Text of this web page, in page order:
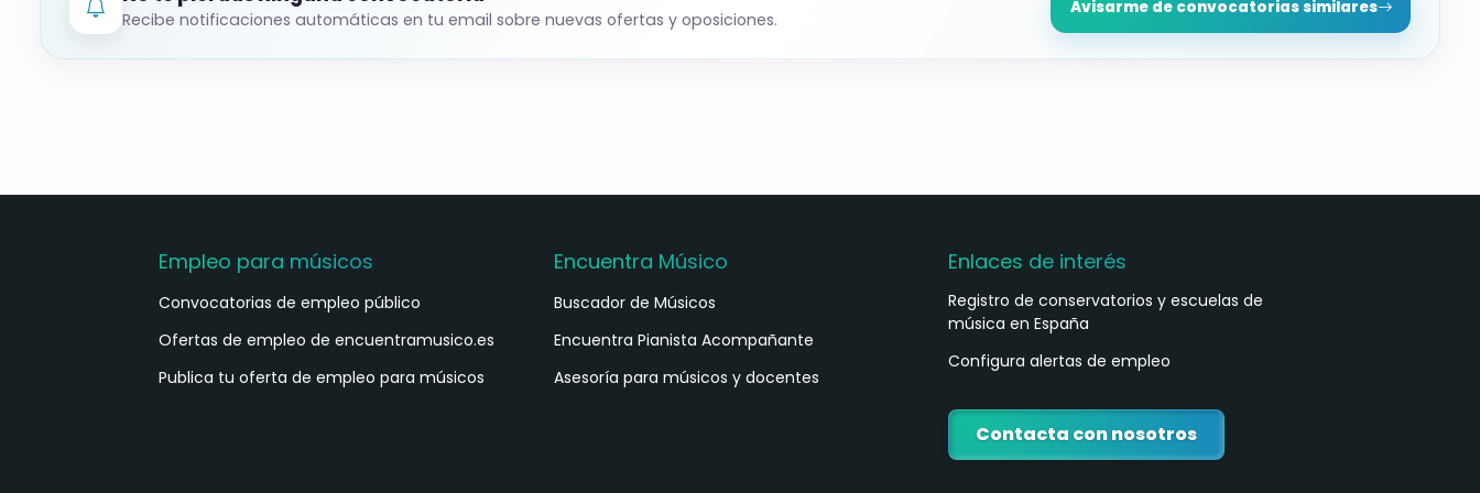
Plazo para aceptar: 48 horas.
medios del art. 16.4 de la Ley 39/2015.
Sede electrónica municipal (trámites e información)
Tasa: 31,45 €. Exentos quienes estén en desempleo sin prestación (requeridos certificados
Recibe notificaciones automáticas en tu email sobre nuevas ofertas y oposiciones.
Avisarme de convocatorias similares
Empleo para músicos
Convocatorias de empleo público
Ofertas de empleo de encuentramusico.es
Publica tu oferta de empleo para músicos
Encuentra Músico
Buscador de Músicos
Encuentra Pianista Acompañante
Asesoría para músicos y docentes
Enlaces de interés
Registro de conservatorios y escuelas de
música en España
Configura alertas de empleo
Contacta con nosotros